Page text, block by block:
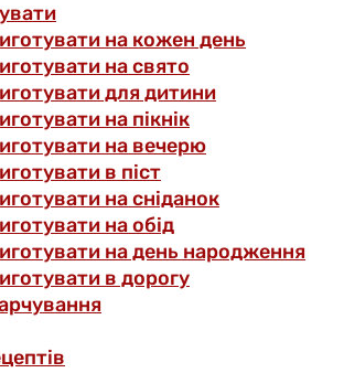
на кожен день
на свято
для дитини
на пікнік
на вечерю
в піст
на сніданок
на обід
на день народження
в дорогу